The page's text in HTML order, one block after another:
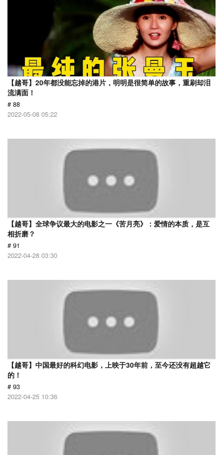
【越哥】20年都没能忘掉的港片，明明是很简单的故事，重刷却泪
流满面！
# 88
2022-05-08 05:22
【越哥】全球争议最大的电影之一《苦月亮》：爱情的本质，是互
相折磨？
# 91
2022-04-28 03:30
【越哥】中国最好的科幻电影，上映于30年前，至今还没有超越它
的！
# 93
2022-04-25 10:36